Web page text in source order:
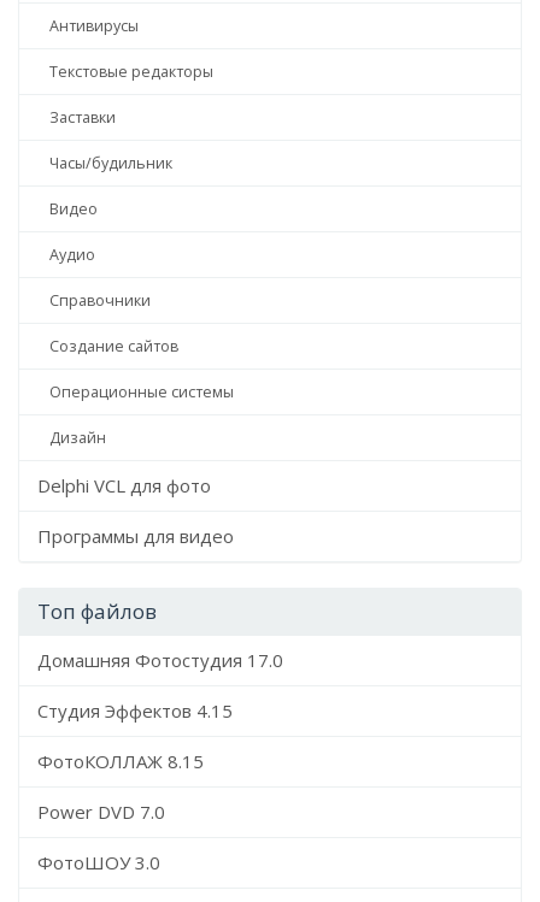
Антивирусы
Текстовые редакторы
Заставки
Часы/будильник
Видео
Аудио
Справочники
Создание сайтов
Операционные системы
Дизайн
Delphi VCL для фото
Программы для видео
Топ файлов
Домашняя Фотостудия 17.0
Студия Эффектов 4.15
ФотоКОЛЛАЖ 8.15
Power DVD 7.0
ФотоШОУ 3.0